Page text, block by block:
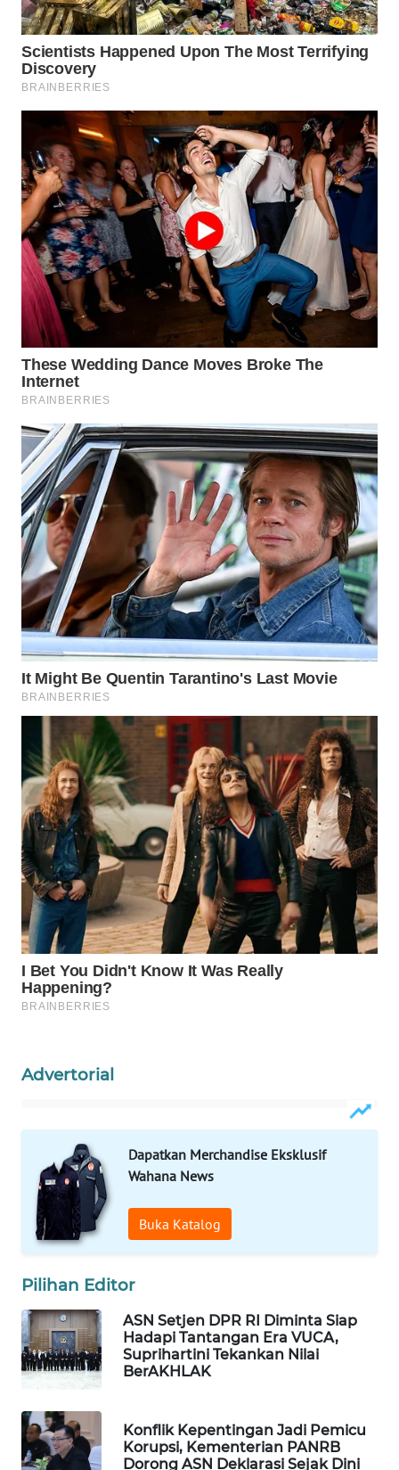
Advertorial
Dapatkan Merchandise Eksklusif
Wahana News
Buka Katalog
Pilihan Editor
ASN Setjen DPR RI Diminta Siap
Hadapi Tantangan Era VUCA,
Suprihartini Tekankan Nilai
BerAKHLAK
Konflik Kepentingan Jadi Pemicu
Korupsi, Kementerian PANRB
Dorong ASN Deklarasi Sejak Dini
WN
NATUNA
WN
BINTAN
WN
MANDALIKA
WN
LIKUPANG
WN
LABUANBAJO
BORNEO
Wahana
Media
Group
WAHANA
NEWS
WAHANA
TANI
WAHANA
ADVOKAT
WAHANA
WAHANA
KONSUMEN
WAHANA
LISTRIK
WAHANA
TRAVEL
WAHANA
TV
WAHANANEWS
NET
WAHANA
SPORT
WAHANA
WAHANA
SELEB
WAHANA
PERSONA